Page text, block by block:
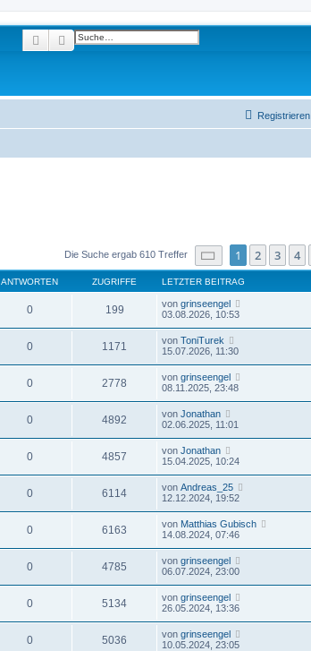
SucheErweiterte Suche
Registrieren
Die Suche ergab 610 Treffer Seite von25
1 2 3 4
ANTWORTEN ZUGRIFFE LETZTER BEITRAG
0 199 von grinseengel
03.08.2026, 10:53
0 1171 von ToniTurek
15.07.2026, 11:30
0 2778 von grinseengel
08.11.2025, 23:48
0 4892 von Jonathan
02.06.2025, 11:01
0 4857 von Jonathan
15.04.2025, 10:24
0 6114 von Andreas_25
12.12.2024, 19:52
0 6163 von Matthias Gubisch
14.08.2024, 07:46
0 4785 von grinseengel
06.07.2024, 23:00
0 5134 von grinseengel
26.05.2024, 13:36
0 5036 von grinseengel
10.05.2024, 23:05